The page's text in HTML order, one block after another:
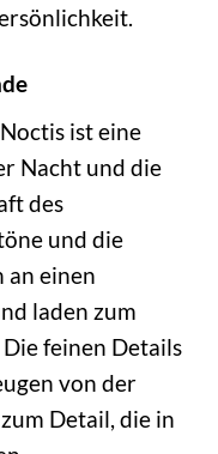
ist eine
Nacht und die
des
und die
an einen
laden zum
feinen Details
von der
Detail, die in